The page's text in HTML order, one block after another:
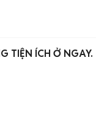
TIỆN ÍCH Ở NGAY.